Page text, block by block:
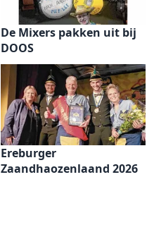
De Mixers pakken uit bij
DOOS
Ereburger
Zaandhaozenlaand 2026